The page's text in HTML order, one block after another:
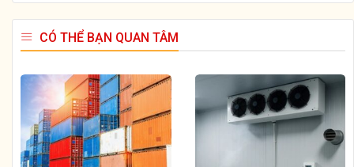
CÓ THỂ BẠN QUAN TÂM